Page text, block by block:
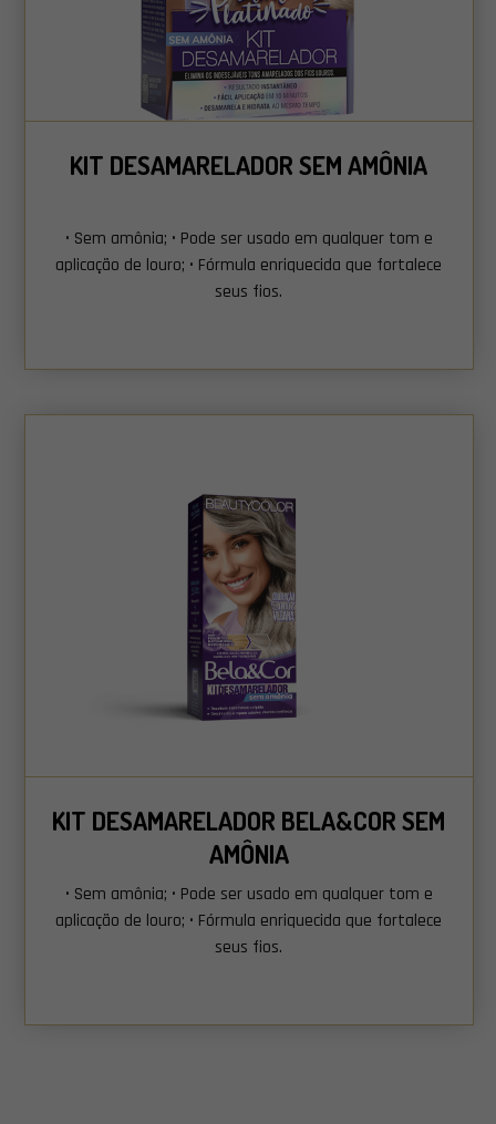
COMPRAR AGORA
KIT DESAMARELADOR SEM AMÔNIA
• Sem amônia; • Pode ser usado em qualquer tom e
aplicação de louro; • Fórmula enriquecida que fortalece
seus fios.
KIT DESAMARELADOR BELA&COR SEM
AMÔNIA
• Sem amônia; • Pode ser usado em qualquer tom e
aplicação de louro; • Fórmula enriquecida que fortalece
seus fios.